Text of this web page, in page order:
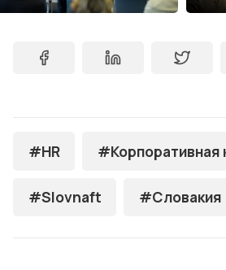
#HR #Корпоративная
#Slovnaft #Словакия